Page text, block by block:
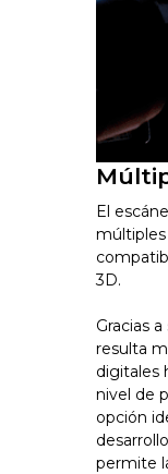
El
3D.
Gracias
resulta
digitales
nivel de
opción
permite